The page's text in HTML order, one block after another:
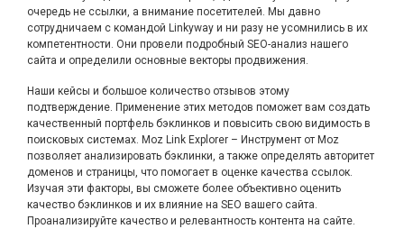
очередь не ссылки, а внимание посетителей. Мы давно
сотрудничаем с командой Linkyway и ни разу не усомнились в их
компетентности. Они провели подробный SEO-анализ нашего
сайта и определили основные векторы продвижения.
Наши кейсы и большое количество отзывов этому
подтверждение. Применение этих методов поможет вам создать
качественный портфель бэклинков и повысить свою видимость в
поисковых системах. Moz Link Explorer – Инструмент от Moz
позволяет анализировать бэклинки, а также определять авторитет
доменов и страницы, что помогает в оценке качества ссылок.
Изучая эти факторы, вы сможете более объективно оценить
качество бэклинков и их влияние на SEO вашего сайта.
Проанализируйте качество и релевантность контента на сайте.